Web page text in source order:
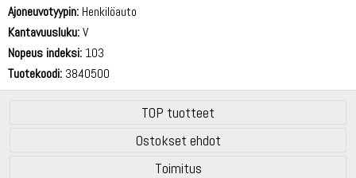
Ajoneuvotyypin: Henkilöauto
Kantavuusluku:V
Nopeus indeksi: 103
Tuotekoodi: 3840500
TOP tuotteet
Ostokset ehdot
Toimitus